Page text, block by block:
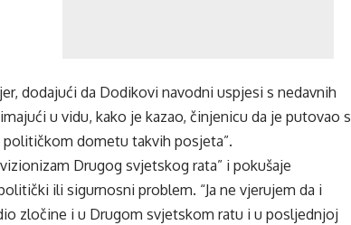
dodajući da Dodikovi navodni uspjesi s nedavnih
u vidu, kako je kazao, činjenicu da je putovao s
dometu takvih posjeta”.
Drugog svjetskog rata” i pokušaje
ili sigurnosni problem. “Ja ne vjerujem da i
zločine i u Drugom svjetskom ratu i u posljednjoj